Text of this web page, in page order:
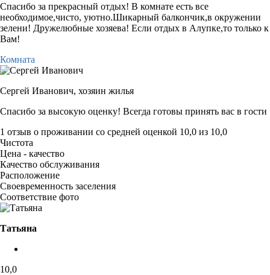
Спасибо за прекрасный отдых! В комнате есть все
необходимое,чисто, уютно.Шикарный балкончик,в окружении
зелени! Дружелюбные хозяева! Если отдых в Алупке,то только к
Вам!
Комната
Сергей Иванович, хозяин жилья
Спасибо за высокую оценку! Всегда готовы принять вас в гости
1 отзыв о проживании со средней оценкой 10,0 из 10,0
Чистота
Цена - качество
Качество обслуживания
Расположение
Своевременность заселения
Соответствие фото
Татьяна
10,0